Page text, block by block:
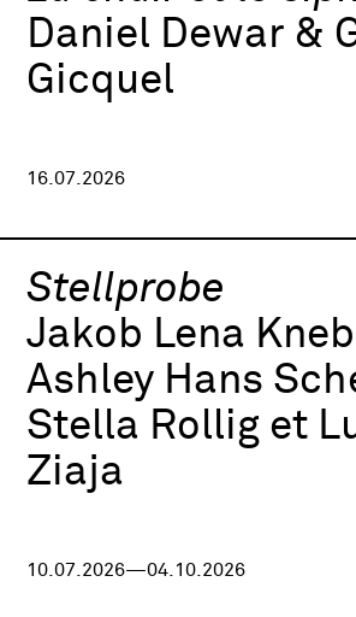
Daniel Dewar &
Gicquel
16.07.2026
Stellprobe
Jakob Lena
Ashley Hans
Stella Rollig et
Ziaja
10.07.2026—04.10.2026